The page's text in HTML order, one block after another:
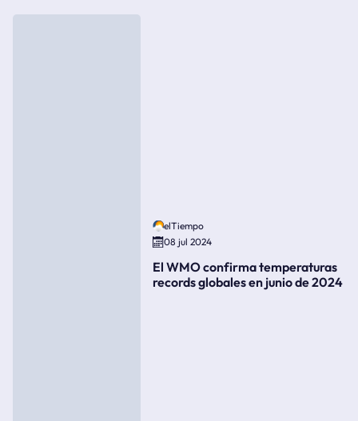
elTiempo
08 jul 2024
El WMO confirma temperaturas
records globales en junio de 2024